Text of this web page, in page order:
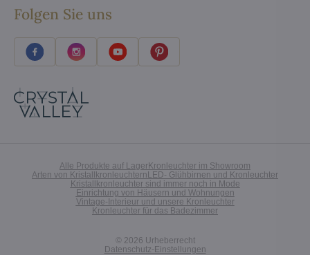
Folgen Sie uns
Alle Produkte auf LagerKronleuchter im Showroom
Arten von KristallkronleuchternLED- Glühbirnen und Kronleuchter
Kristallkronleuchter sind immer noch in Mode
Einrichtung von Häusern und Wohnungen
Vintage-Interieur und unsere Kronleuchter
Kronleuchter für das Badezimmer
© 2026 Urheberrecht
Datenschutz-Einstellungen